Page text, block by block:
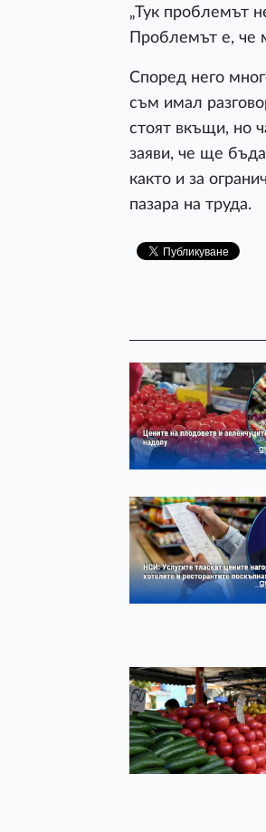
„Тук проблемът
Проблемът е, че
Според него
съм имал
стоят вкъщи, но
заяви, че ще
както и за
пазара на труда.